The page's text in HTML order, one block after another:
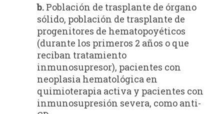
b. Población de trasplante de órgano
sólido, población de trasplante de
progenitores de hematopoyéticos
(durante los primeros 2 años o que
reciban tratamiento
inmunosupresor), pacientes con
neoplasia hematológica en
quimioterapia activa y pacientes con
inmunosupresión severa, como anti-